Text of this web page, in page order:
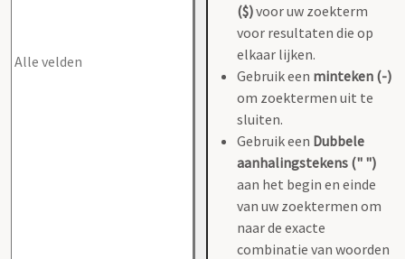
($)voor uw zoekterm
voor resultaten die op
elkaar lijken.
Gebruik een minteken (-)
om zoektermen uit te
sluiten.
Gebruik een Dubbele
aanhalingstekens (" ")
aan het begin en einde
van uw zoektermen om
naar de exacte
combinatie van woorden